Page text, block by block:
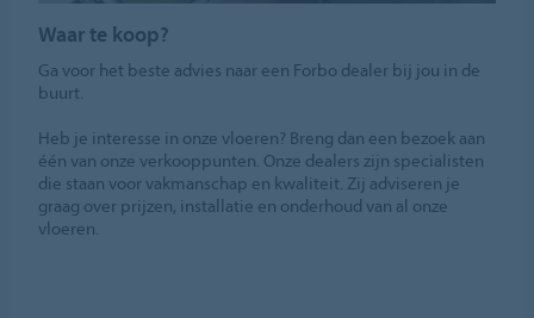
Waar te koop?
Ga voor het beste advies naar een Forbo dealer bij jou in de
buurt.
Heb je interesse in onze vloeren? Breng dan een bezoek aan
één van onze verkooppunten. Onze dealers zijn specialisten
die staan voor vakmanschap en kwaliteit. Zij adviseren je
graag over prijzen, installatie en onderhoud van al onze
vloeren.